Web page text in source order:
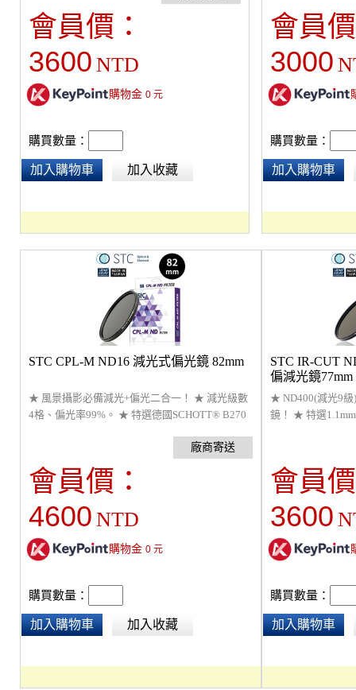
線。 ★ 台灣研發製造，全球首創濾鏡18個月
保固及維修服務。
會員價：
3600 NTD
購物金 0元
購買數量：
加入購物車 加入收藏
線。 ★ 台灣研發
保固及維修服務。
會員
3000
購買數量：
加入購物車
STC CPL-M ND16 減光式偏光鏡 82mm
★ 風景攝影必備減光+偏光二合一！ ★ 減光級數
4格、偏光率99%。 ★ 特選德國SCHOTT® B270
達到真正超低色偏。 ★ 台灣研發製造，全球首創
濾鏡18個月保固及維修服務。
會員價：
4600 NTD
購物金 0元
購買數量：
加入購物車 加入收藏
STC IR-CUT
偏減光鏡77mm
★ ND400(減光9
鏡！ ★ 特選
線。 ★ 台灣研發
保固及維修服務。
會員
3600
購買數量：
加入購物車